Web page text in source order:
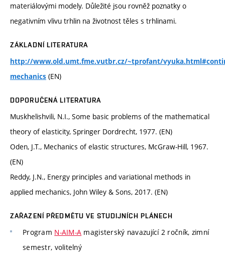
materiálovými modely. Důležité jsou rovněž poznatky o
negativním vlivu trhlin na životnost těles s trhlinami.
ZÁKLADNÍ LITERATURA
http://www.old.umt.fme.vutbr.cz/~tprofant/
mechanics (EN)
DOPORUČENÁ LITERATURA
Muskhelishvili, N.I., Some basic problems of the mathematical
theory of elasticity, Springer Dordrecht, 1977. (EN)
Oden, J.T., Mechanics of elastic structures, McGraw-Hill, 1967.
(EN)
Reddy, J.N., Energy principles and variational methods in
applied mechanics, John Wiley & Sons, 2017. (EN)
ZAŘAZENÍ PŘEDMĚTU VE STUDIJNÍCH PLÁNECH
Program N-AIM-A magisterský navazující 2 ročník, zimní
semestr, volitelný